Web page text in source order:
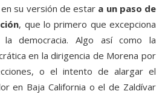
su versión de estar a un paso de
, que lo primero que excepciona
democracia. Algo así como la
en la dirigencia de Morena por
o el intento de alargar el
en Baja California o el de Zaldívar